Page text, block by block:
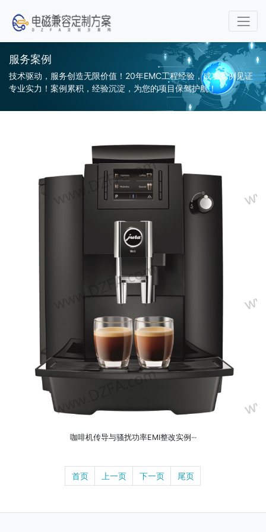
服务案例
技术驱动，服务创造无限价值！20年EMC工程经验，成功案例见证
专业实力！案例累积，经验沉淀，为您的项目保驾护航！
咖啡机传导与骚扰功率EMI整改实例···
首页 上一页 下一页 尾页